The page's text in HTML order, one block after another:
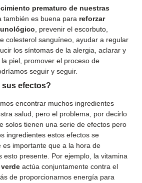
prematuro de nuestras
también es buena para reforzar
, prevenir el escorbuto,
colesterol sanguíneo, ayudar a regular
los síntomas de la alergia, aclarar y
piel, promover el proceso de
seguir y seguir.
efectos?
encontrar muchos ingredientes
salud, pero el problema, por decirlo
solos tienen una serie de efectos pero
ingredientes estos efectos se
es importante que a la hora de
esto presente. Por ejemplo, la vitamina
actúa conjuntamente contra el
de proporcionarnos energía para